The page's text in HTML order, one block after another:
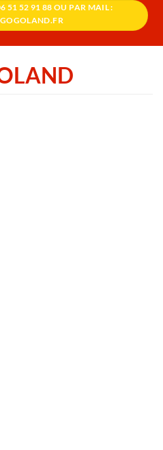
51 52 91 88 OU PAR MAIL :